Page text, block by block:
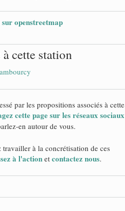
openstreetmap
cette station
par les propositions associés à cette
cette page sur les réseaux sociaux
en autour de vous.
travailler à la concrétisation de ces
à l'action et contactez nous.